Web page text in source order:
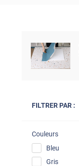
FILTRER PAR :
Couleurs
Bleu
Gris